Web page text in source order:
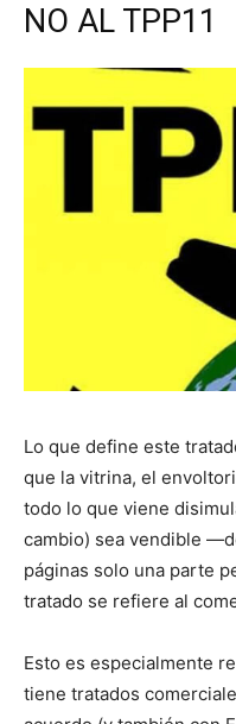
NO AL TPP11
Lo que define este
que la vitrina, el
todo lo que viene
cambio) sea vendible
páginas solo una parte
tratado se refiere al
Esto es especialmente
tiene tratados